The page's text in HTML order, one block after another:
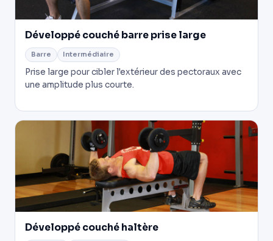
Développé couché barre prise large
Barre Intermédiaire
Prise large pour cibler l'extérieur des pectoraux avec
une amplitude plus courte.
Développé couché haltère